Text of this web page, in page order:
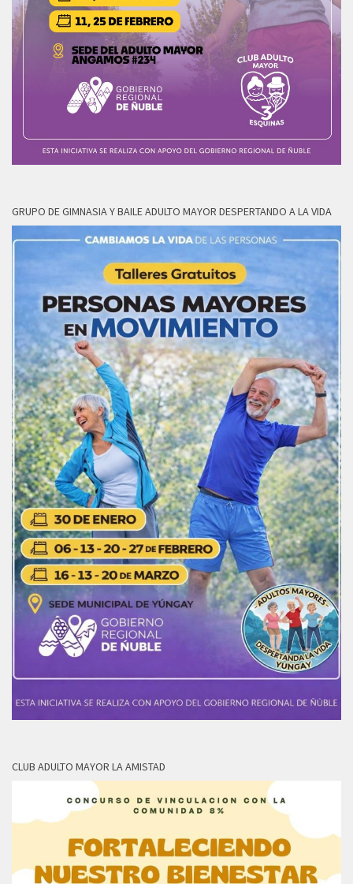
GRUPO DE GIMNASIA Y BAILE ADULTO MAYOR DESPERTANDO A LA VIDA
CLUB ADULTO MAYOR LA AMISTAD